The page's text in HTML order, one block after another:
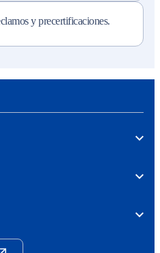
y precertificaciones.